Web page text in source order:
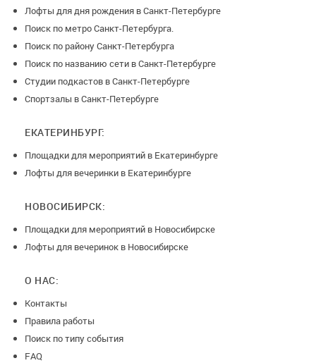
Лофты для дня рождения в Санкт-Петербурге
Поиск по метро Санкт-Петербурга.
Поиск по району Санкт-Петербурга
Поиск по названию сети в Санкт-Петербурге
Студии подкастов в Санкт-Петербурге
Спортзалы в Санкт-Петербурге
ЕКАТЕРИНБУРГ:
Площадки для мероприятий в Екатеринбурге
Лофты для вечеринки в Екатеринбурге
НОВОСИБИРСК:
Площадки для мероприятий в Новосибирске
Лофты для вечеринок в Новосибирске
О НАС:
Контакты
Правила работы
Поиск по типу события
FAQ